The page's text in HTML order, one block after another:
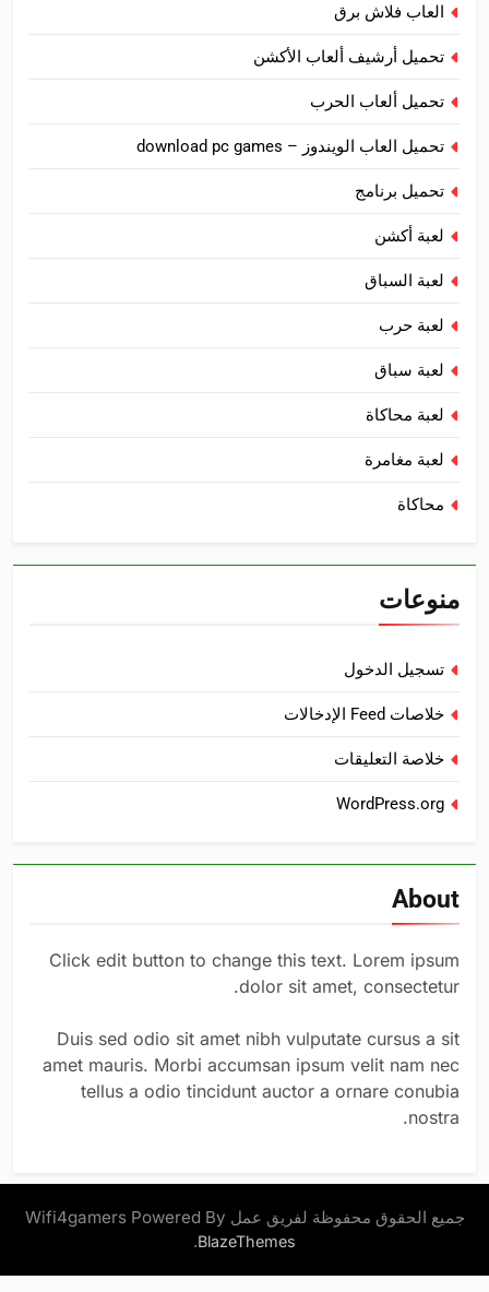
العاب فلاش برق
تحميل أرشيف ألعاب الأكشن
تحميل ألعاب الحرب
تحميل العاب الويندوز – download pc games
تحميل برنامج
لعبة أكشن
لعبة السباق
لعبة حرب
لعبة سباق
لعبة محاكاة
لعبة مغامرة
محاكاة
منوعات
تسجيل الدخول
خلاصات Feed الإدخالات
خلاصة التعليقات
WordPress.org
About
Click edit button to change this text. Lorem ipsum
dolor sit amet, consectetur.
Duis sed odio sit amet nibh vulputate cursus a sit
amet mauris. Morbi accumsan ipsum velit nam nec
tellus a odio tincidunt auctor a ornare conubia
nostra.
جميع الحقوق محفوظة لفريق عمل Wifi4gamers Powered By
BlazeThemes
.